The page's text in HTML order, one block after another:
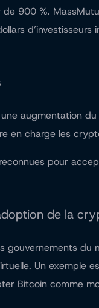
900 %.
augmentation
en charge les
pour
de la
gouvernements
Un exemple
Bitcoin comme